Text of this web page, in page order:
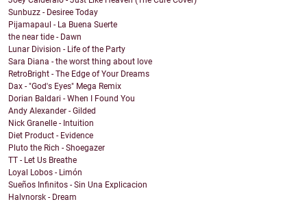
Sunbuzz - Desiree Today
Pijamapaul - La Buena Suerte
the near tide - Dawn
Lunar Division - Life of the Party
Sara Diana - the worst thing about love
RetroBright - The Edge of Your Dreams
Dax - "God's Eyes" Mega Remix
Dorian Baldari - When I Found You
Andy Alexander - Gilded
Nick Granelle - Intuition
Diet Product - Evidence
Pluto the Rich - Shoegazer
TT - Let Us Breathe
Loyal Lobos - Limón
Sueños Infinitos - Sin Una Explicacion
Halvnorsk - Dream